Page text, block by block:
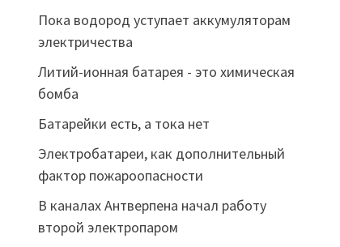
Пока водород уступает аккумуляторам
электричества
Литий-ионная батарея - это химическая
бомба
Батарейки есть, а тока нет
Электробатареи, как дополнительный
фактор пожароопасности
В каналах Антверпена начал работу
второй электропаром